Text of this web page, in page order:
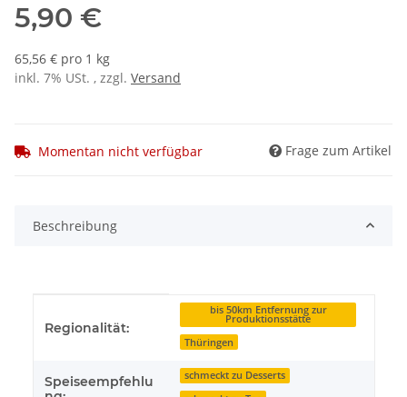
5,90 €
65,56 € pro 1 kg
inkl. 7% USt. , zzgl. Versand
Momentan nicht verfügbar Frage zum Artikel
Beschreibung
Regionalität:
bis 50km Entfernung zur
Produktionsstätte
Thüringen
Speiseempfehlu
schmeckt zu Desserts